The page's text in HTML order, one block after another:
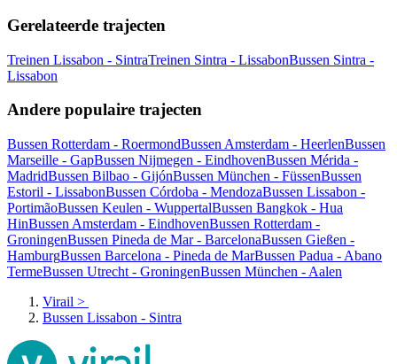
Gerelateerde trajecten
Treinen Lissabon - SintraTreinen Sintra - LissabonBussen Sintra -
Lissabon
Andere populaire trajecten
Bussen Rotterdam - RoermondBussen Amsterdam - HeerlenBussen
Marseille - GapBussen Nijmegen - EindhovenBussen Mérida -
MadridBussen Bilbao - GijónBussen München - FüssenBussen
Estoril - LissabonBussen Córdoba - MendozaBussen Lissabon -
PortimãoBussen Keulen - WuppertalBussen Bangkok - Hua
HinBussen Amsterdam - EindhovenBussen Rotterdam -
GroningenBussen Pineda de Mar - BarcelonaBussen Gießen -
HamburgBussen Barcelona - Pineda de MarBussen Padua - Abano
TermeBussen Utrecht - GroningenBussen München - Aalen
Virail >
Bussen Lissabon - Sintra